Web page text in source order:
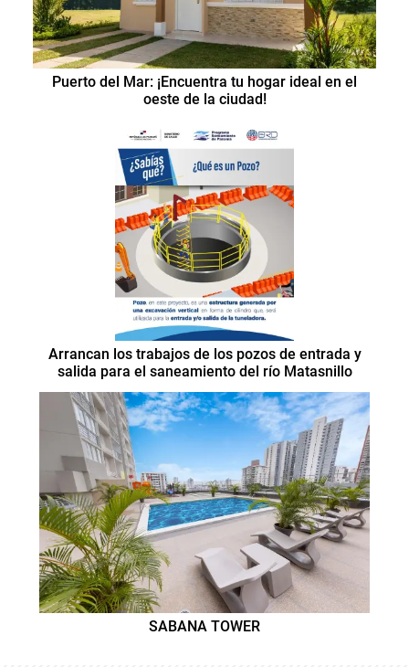
Puerto del Mar: ¡Encuentra tu hogar ideal en el
oeste de la ciudad!
Arrancan los trabajos de los pozos de entrada y
salida para el saneamiento del río Matasnillo
SABANA TOWER